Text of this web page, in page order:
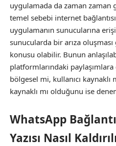
uygulamada da zaman zaman
temel sebebi internet
uygulamanın sunucularına
sunucularda bir arıza
konusu olabilir. Bunun
platformlarındaki
bölgesel mi, kullanıcı kaynaklı
kaynaklı mı olduğunu ise
WhatsApp
Yazısı Nasıl